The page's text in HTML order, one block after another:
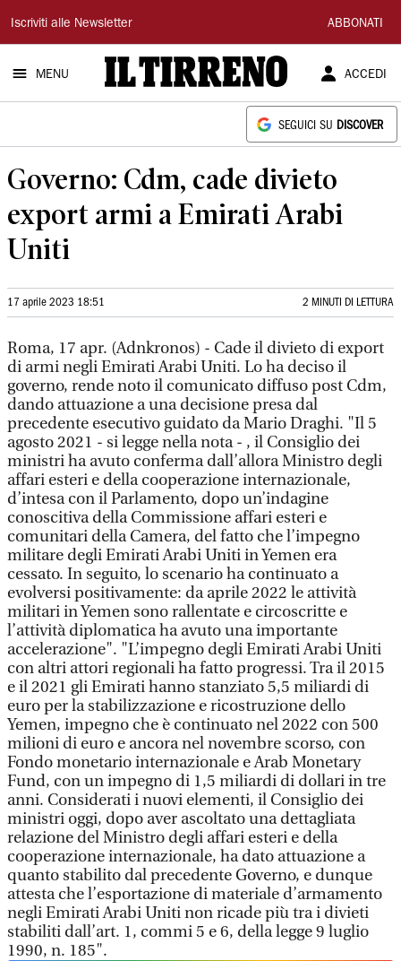
Il
Tirreno
Iscriviti alle Newsletter ABBONATI
MENU ACCEDI
SEGUICI SU DISCOVER
Governo: Cdm, cade divieto
export armi a Emirati Arabi
Uniti
17 aprile 2023 18:51 2 MINUTI DI LETTURA
Roma, 17 apr. (Adnkronos) - Cade il divieto di export
di armi negli Emirati Arabi Uniti. Lo ha deciso il
governo, rende noto il comunicato diffuso post Cdm,
dando attuazione a una decisione presa dal
precedente esecutivo guidato da Mario Draghi. "Il 5
agosto 2021 - si legge nella nota - , il Consiglio dei
ministri ha avuto conferma dall’allora Ministro degli
affari esteri e della cooperazione internazionale,
d’intesa con il Parlamento, dopo un’indagine
conoscitiva della Commissione affari esteri e
comunitari della Camera, del fatto che l’impegno
militare degli Emirati Arabi Uniti in Yemen era
cessato. In seguito, lo scenario ha continuato a
evolversi positivamente: da aprile 2022 le attività
militari in Yemen sono rallentate e circoscritte e
l’attività diplomatica ha avuto una importante
accelerazione". "L’impegno degli Emirati Arabi Uniti
con altri attori regionali ha fatto progressi. Tra il 2015
e il 2021 gli Emirati hanno stanziato 5,5 miliardi di
euro per la stabilizzazione e ricostruzione dello
Yemen, impegno che è continuato nel 2022 con 500
milioni di euro e ancora nel novembre scorso, con
Fondo monetario internazionale e Arab Monetary
Fund, con un impegno di 1,5 miliardi di dollari in tre
anni. Considerati i nuovi elementi, il Consiglio dei
ministri oggi, dopo aver ascoltato una dettagliata
relazione del Ministro degli affari esteri e della
cooperazione internazionale, ha dato attuazione a
quanto stabilito dal precedente Governo, e dunque
attesta che l’esportazione di materiale d’armamento
negli Emirati Arabi Uniti non ricade più tra i divieti
stabiliti dall’art. 1, commi 5 e 6, della legge 9 luglio
1990, n. 185".